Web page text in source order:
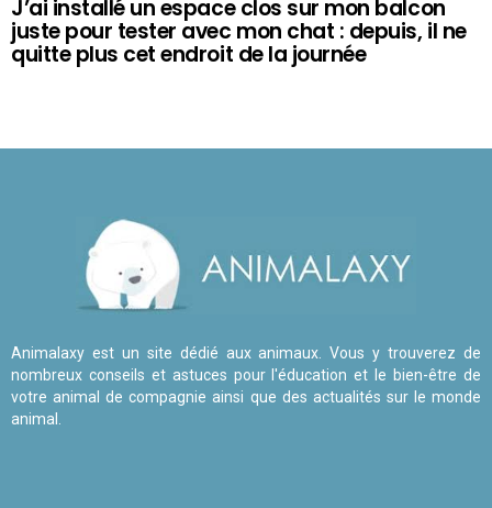
J’ai installé un espace clos sur mon balcon
juste pour tester avec mon chat : depuis, il ne
quitte plus cet endroit de la journée
Animalaxy est un site dédié aux animaux. Vous y trouverez de
nombreux conseils et astuces pour l'éducation et le bien-être de
votre animal de compagnie ainsi que des actualités sur le monde
animal.